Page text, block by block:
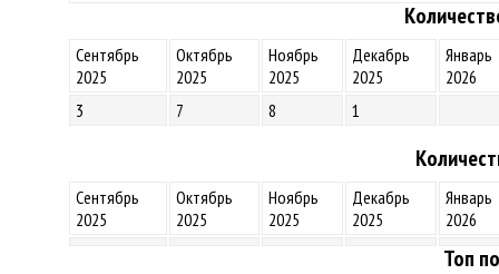
Сентябрь
2025
Октябрь
2025
Ноябрь
2025
Декабрь
2025
Январь
2026
3
7 8 1
Сентябрь
2025
Октябрь
2025
Ноябрь
2025
Декабрь
2025
Январь
2026
Топ